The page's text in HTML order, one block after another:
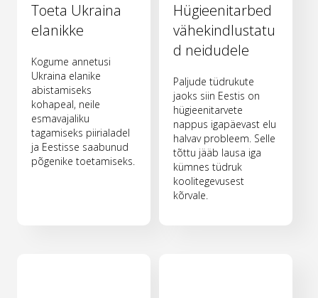
Toeta Ukraina
elanikke
Kogume annetusi
Ukraina elanike
abistamiseks
kohapeal, neile
esmavajaliku
tagamiseks piirialadel
ja Eestisse saabunud
põgenike toetamiseks.
Hügieenitarbed
vähekindlustatu
d neidudele
Paljude tüdrukute
jaoks siin Eestis on
hügieenitarvete
nappus igapäevast elu
halvav probleem. Selle
tõttu jääb lausa iga
kümnes tüdruk
koolitegevusest
kõrvale.